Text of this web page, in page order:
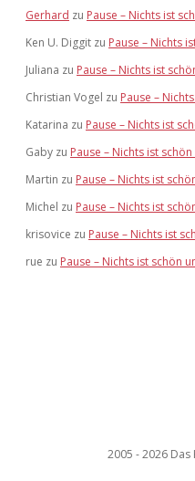
Gerhard zu Pause – Nichts ist
Ken U. Diggit zu Pause – Nichts
Juliana zu Pause – Nichts ist
Christian Vogel zu Pause –
Katarina zu Pause – Nichts ist
Gaby zu Pause – Nichts ist
Martin zu Pause – Nichts ist
Michel zu Pause – Nichts ist
krisovice zu Pause – Nichts ist
rue zu Pause – Nichts ist schön
2005 - 2026